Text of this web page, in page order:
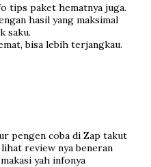
tips paket hematnya juga.
hasil yang maksimal
saku.
bisa lebih terjangkau.
pengen coba di Zap takut
review nya beneran
yah infonya